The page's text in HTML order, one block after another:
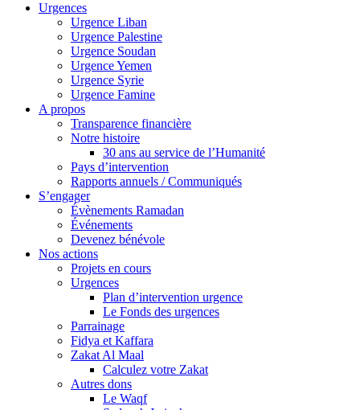
Urgences
Urgence Liban
Urgence Palestine
Urgence Soudan
Urgence Yemen
Urgence Syrie
Urgence Famine
A propos
Transparence financière
Notre histoire
30 ans au service de l’Humanité
Pays d’intervention
Rapports annuels / Communiqués
S’engager
Évènements Ramadan
Événements
Devenez bénévole
Nos actions
Projets en cours
Urgences
Plan d’intervention urgence
Le Fonds des urgences
Parrainage
Fidya et Kaffara
Zakat Al Maal
Calculez votre Zakat
Autres dons
Le Waqf